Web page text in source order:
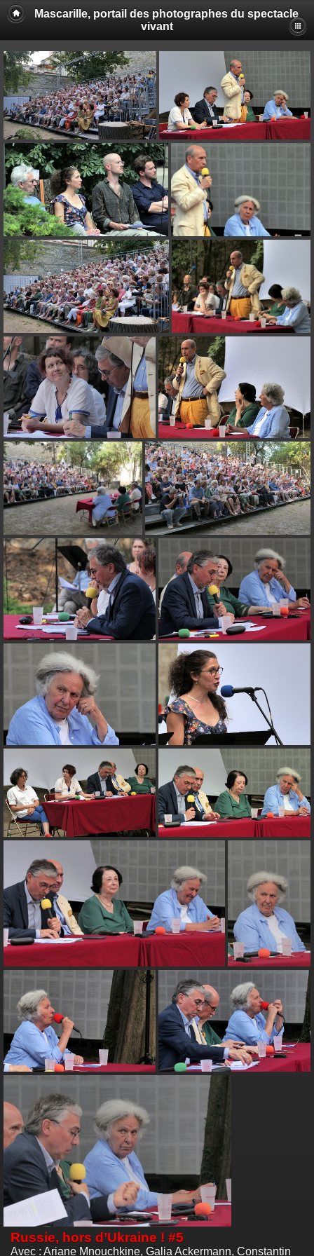
Mascarille, portail des photographes du spectacle
vivant
Russie, hors d’Ukraine ! #5
Avec : Ariane Mnouchkine, Galia Ackermann, Constantin